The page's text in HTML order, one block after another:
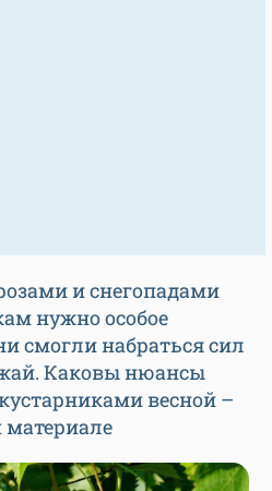
и снегопадами
нужно особое
смогли набраться сил
Каковы нюансы
весной –